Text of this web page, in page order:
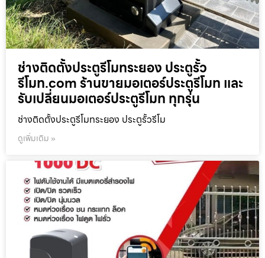
ช่างติดตั้งประตูรีโมทระยอง ประตูรั้ว
รีโมท.com ร้านขายมอเตอร์ประตูรีโมท และ
รับเปลี่ยนมอเตอร์ประตูรีโมท ทุกรุ่น
ช่างติดตั้งประตูรีโมทระยอง ประตูรั้วรีโม
ดูเพิ่มเติม »